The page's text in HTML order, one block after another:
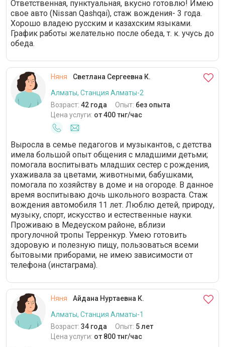
Ответственная, пунктуальная, вкусно готовлю! Имею
свое авто (Nissan Qashqai), стаж вождения- 3 года.
Хорошо владею русским и казахским языками.
График работы желательно после обеда, т. к. учусь до
обеда.
Няня
Светлана Сергеевна К.
Алматы, Станция Алматы-2
Возраст: 42 года Опыт: без опыта
Цена услуги: от 400 тнг/час
Выросла в семье педагогов и музыкантов, с детства
имела большой опыт общения с младшими детьми;
помогала воспитывать младших сестер с рождения,
ухаживала за цветами, животными, бабушками,
помогала по хозяйству в доме и на огороде. В данное
время воспитываю дочь школьного возраста. Стаж
вождения автомобиля 11 лет. Люблю детей, природу,
музыку, спорт, искусство и естественные науки.
Проживаю в Медеуском районе, вблизи
прогулочной тропы Терренкур. Умею готовить
здоровую и полезную пищу, пользоваться всеми
бытовыми приборами, не имею зависимости от
телефона (инстаграма).
Няня
Айдана Нуртаевна К.
Алматы, Станция Алматы-1
Возраст: 34 года Опыт: 5 лет
Цена услуги: от 800 тнг/час